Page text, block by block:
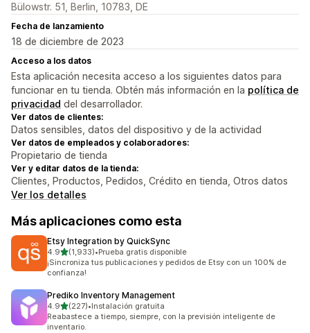
Bülowstr. 51, Berlin, 10783, DE
Fecha de lanzamiento
18 de diciembre de 2023
Acceso a los datos
Esta aplicación necesita acceso a los siguientes datos para
funcionar en tu tienda. Obtén más información en la política de
privacidad del desarrollador.
Ver datos de clientes:
Datos sensibles, datos del dispositivo y de la actividad
Ver datos de empleados y colaboradores:
Propietario de tienda
Ver y editar datos de la tienda:
Clientes, Productos, Pedidos, Crédito en tienda, Otros datos
Ver los detalles
Más aplicaciones como esta
Etsy Integration by QuickSync
4.9de 5 estrellas
(1,933)
1933 reseñas en total
•Prueba gratis disponible
¡Sincroniza tus publicaciones y pedidos de Etsy con un 100% de
confianza!
Prediko Inventory Management
4.9de 5 estrellas
(227)
227 reseñas en total
•Instalación gratuita
Reabastece a tiempo, siempre, con la previsión inteligente de
inventario.